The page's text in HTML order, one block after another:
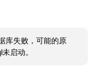
库失败，可能的原
启动。